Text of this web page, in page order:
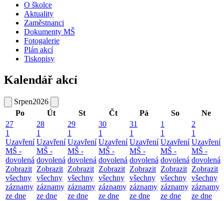
O školce
Aktuality
Zaměstnanci
Dokumenty MŠ
Fotogalerie
Plán akcí
Tiskopisy
Kalendář akcí
Srpen2026
Po
Út St Čt Pá So
Ne
27
1
Uzavření
MŠ -
dovolená
Zobrazit
všechny
záznamy
ze dne
28
1
Uzavření
MŠ -
dovolená
Zobrazit
všechny
záznamy
ze dne
29
1
Uzavření
MŠ -
dovolená
Zobrazit
všechny
záznamy
ze dne
30
1
Uzavření
MŠ -
dovolená
Zobrazit
všechny
záznamy
ze dne
31
1
Uzavření
MŠ -
dovolená
Zobrazit
všechny
záznamy
ze dne
1
1
Uzavření
MŠ -
dovolená
Zobrazit
všechny
záznamy
ze dne
2
1
Uzavření
MŠ -
dovolená
Zobrazit
všechny
záznamy
ze dne